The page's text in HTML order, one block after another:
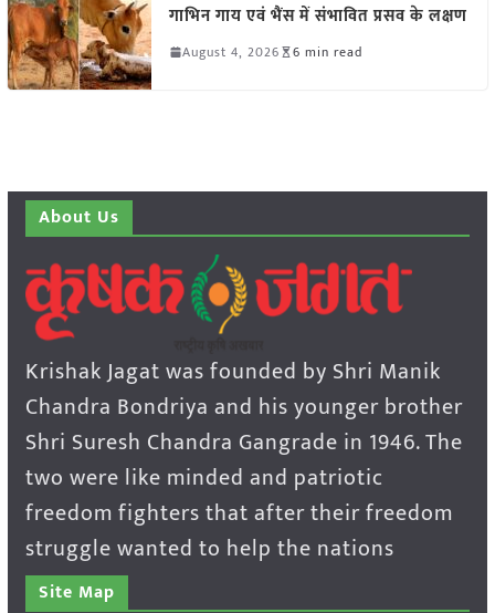
गाभिन गाय एवं भैंस में संभावित प्रसव के लक्षण
August 4, 2026 6 min read
About Us
Krishak Jagat was founded by Shri Manik
Chandra Bondriya and his younger brother
Shri Suresh Chandra Gangrade in 1946. The
two were like minded and patriotic
freedom fighters that after their freedom
struggle wanted to help the nations
Site Map